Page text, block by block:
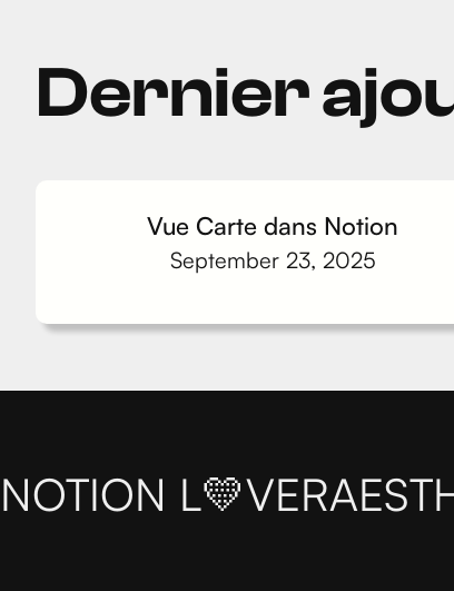
Dernier
Vue Carte dans Notion
September 23, 2025
NOTION L💛VER